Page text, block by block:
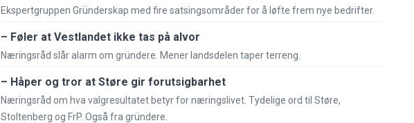
Ekspertgruppen Gründerskap med fire satsingsområder for å løfte frem nye bedrifter.
– Føler at Vestlandet ikke tas på alvor
Næringsråd slår alarm om gründere. Mener landsdelen taper terreng.
– Håper og tror at Støre gir forutsigbarhet
Næringsråd om hva valgresultatet betyr for næringslivet. Tydelige ord til Støre,
Stoltenberg og FrP. Også fra gründere.